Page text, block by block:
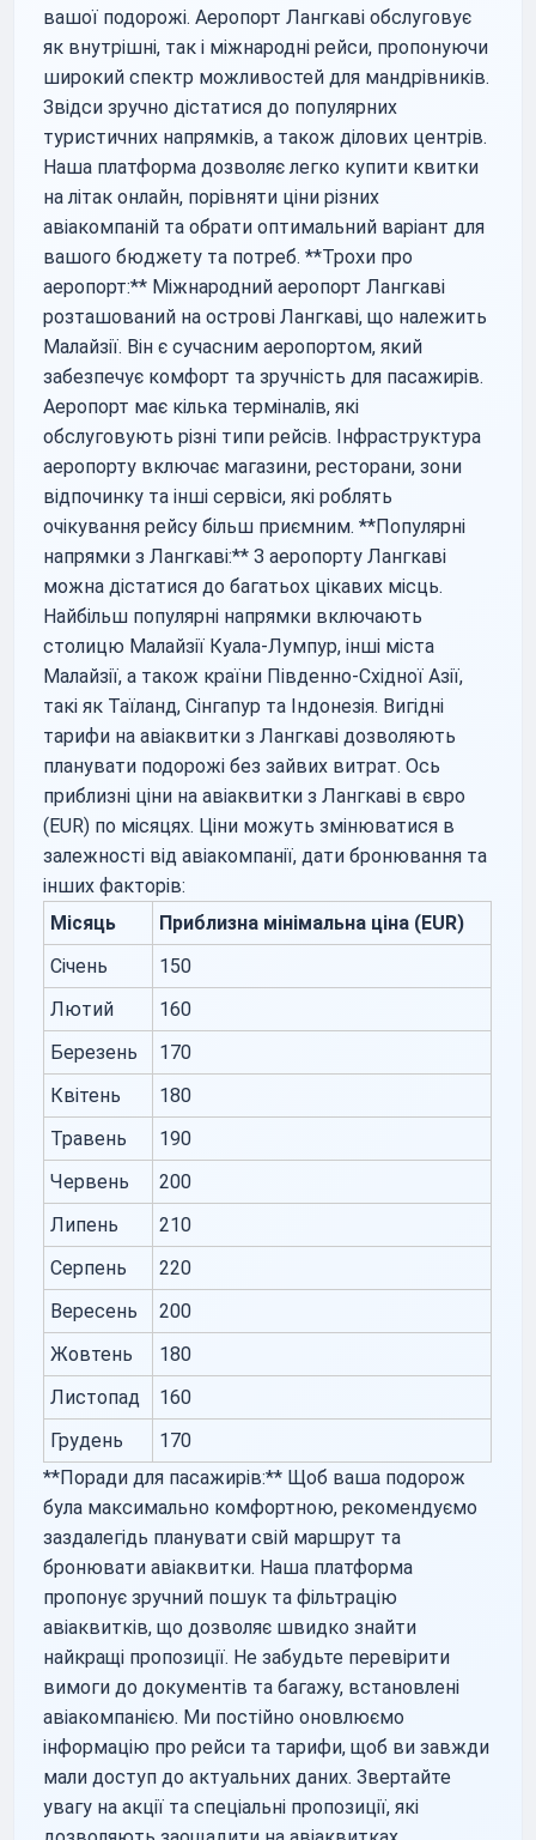
вашої подорожі. Аеропорт Лангкаві обслуговує
як внутрішні, так і міжнародні рейси, пропонуючи
широкий спектр можливостей для мандрівників.
Звідси зручно дістатися до популярних
туристичних напрямків, а також ділових центрів.
Наша платформа дозволяє легко купити квитки
на літак онлайн, порівняти ціни різних
авіакомпаній та обрати оптимальний варіант для
вашого бюджету та потреб. **Трохи про
аеропорт:** Міжнародний аеропорт Лангкаві
розташований на острові Лангкаві, що належить
Малайзії. Він є сучасним аеропортом, який
забезпечує комфорт та зручність для пасажирів.
Аеропорт має кілька терміналів, які
обслуговують різні типи рейсів. Інфраструктура
аеропорту включає магазини, ресторани, зони
відпочинку та інші сервіси, які роблять
очікування рейсу більш приємним. **Популярні
напрямки з Лангкаві:** З аеропорту Лангкаві
можна дістатися до багатьох цікавих місць.
Найбільш популярні напрямки включають
столицю Малайзії Куала-Лумпур, інші міста
Малайзії, а також країни Південно-Східної Азії,
такі як Таїланд, Сінгапур та Індонезія. Вигідні
тарифи на авіаквитки з Лангкаві дозволяють
планувати подорожі без зайвих витрат. Ось
приблизні ціни на авіаквитки з Лангкаві в євро
(EUR) по місяцях. Ціни можуть змінюватися в
залежності від авіакомпанії, дати бронювання та
інших факторів:
Місяць
Приблизна мінімальна ціна (EUR)
Січень
150
Лютий
160
Березень
170
Квітень
180
Травень
190
Червень
200
Липень
210
Серпень
220
Вересень
200
Жовтень
180
Листопад
160
Грудень
170
**Поради для пасажирів:** Щоб ваша подорож
була максимально комфортною, рекомендуємо
заздалегідь планувати свій маршрут та
бронювати авіаквитки. Наша платформа
пропонує зручний пошук та фільтрацію
авіаквитків, що дозволяє швидко знайти
найкращі пропозиції. Не забудьте перевірити
вимоги до документів та багажу, встановлені
авіакомпанією. Ми постійно оновлюємо
інформацію про рейси та тарифи, щоб ви завжди
мали доступ до актуальних даних. Звертайте
увагу на акції та спеціальні пропозиції, які